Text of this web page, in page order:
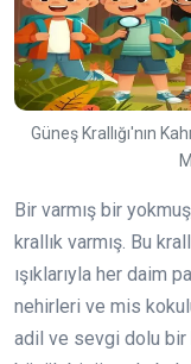
Güneş Krallığı'nın
Bir varmış bir
krallık varmış. Bu
ışıklarıyla her daim
nehirleri ve mis
adil ve sevgi dolu bir